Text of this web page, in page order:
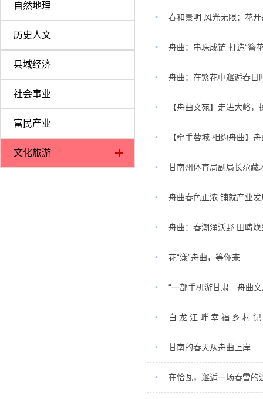
自然地理
历史人文
县域经济
社会事业
富民产业
文化旅游
• 春和景明 风光无限：花
• 舟曲：串珠成链 打造“簪
• 舟曲：在繁花中邂逅春日
• 【舟曲文苑】走进大峪
• 【牵手蓉城 相约舟曲】
• 甘南州体育局副局长尕藏
• 舟曲春色正浓 铺就产业发
• 舟曲：春潮涌沃野 田畴焕
• 花“漾”舟曲，等你来
• “一部手机游甘肃—舟曲
• 白 龙 江 畔 幸 福 乡 村 记
• 甘南的春天从舟曲上岸
• 在恰瓦，邂逅一场春雪的